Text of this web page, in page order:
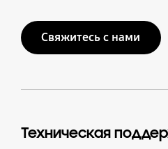
Свяжитесь с нами
Техническая